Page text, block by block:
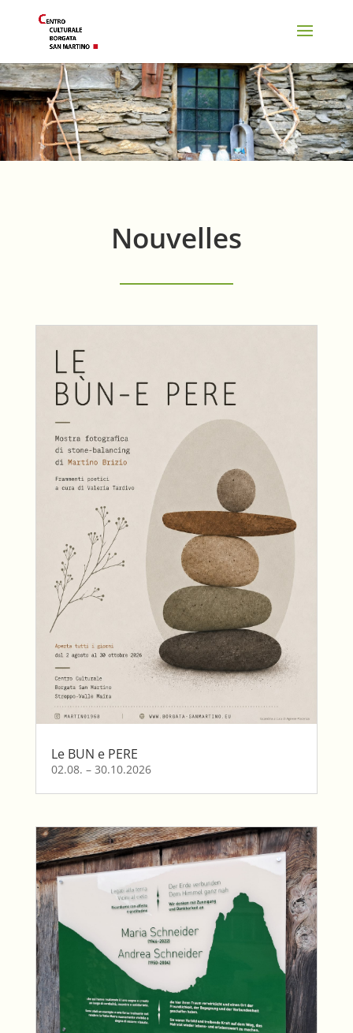
Nouvelles
Le BUN e PERE
02.08. – 30.10.2026